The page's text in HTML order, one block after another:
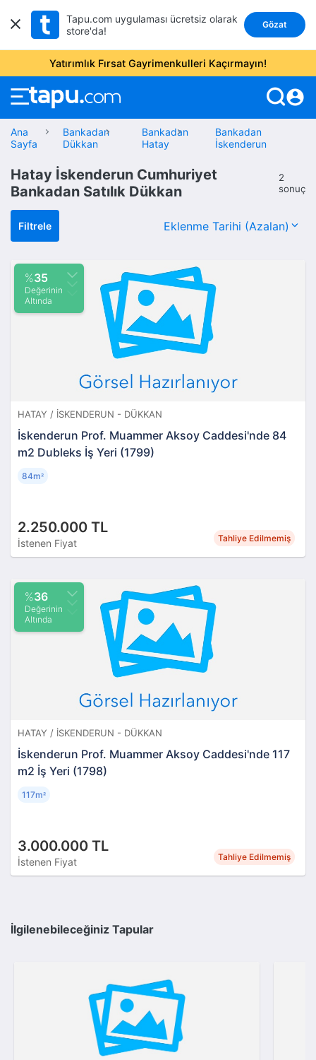
Tapu.com uygulaması ücretsiz olarak
store'da!
Gözat
Yatırımlık Fırsat Gayrimenkulleri Kaçırmayın!
account_circle
Ana
Sayfa
Bankadan
Dükkan
Bankadan
Hatay
Bankadan
İskenderun
Hatay İskenderun Cumhuriyet
Bankadan Satılık Dükkan
2
sonuç
Filtrele
%35
Değerinin
Altında
HATAY / İSKENDERUN - DÜKKAN
İskenderun Prof. Muammer Aksoy Caddesi'nde 84
m2 Dubleks İş Yeri (1799)
2.250.000 TL
İstenen Fiyat Tahliye Edilmemiş
84m²
%36
Değerinin
Altında
HATAY / İSKENDERUN - DÜKKAN
İskenderun Prof. Muammer Aksoy Caddesi'nde 117
m2 İş Yeri (1798)
3.000.000 TL
İstenen Fiyat Tahliye Edilmemiş
117m²
İlgilenebileceğiniz Tapular